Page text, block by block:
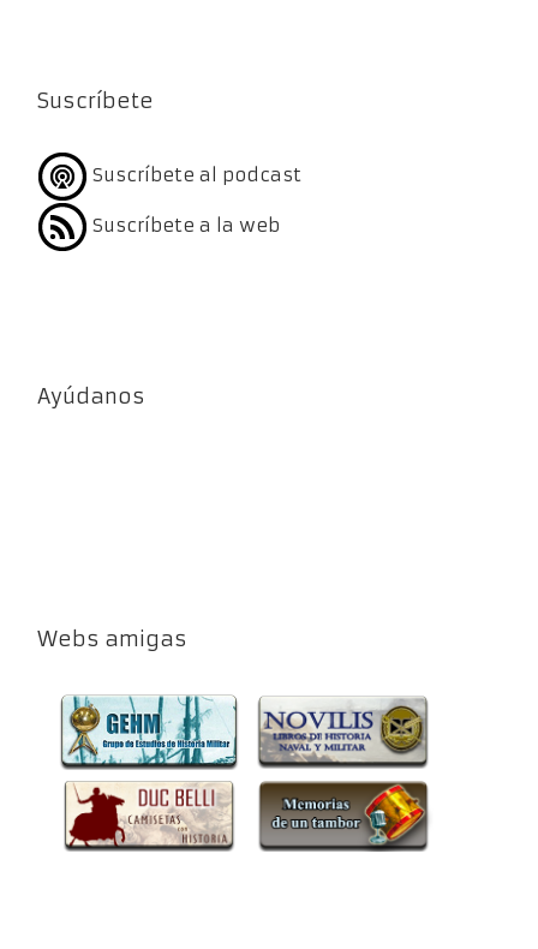
Suscríbete
Suscríbete al podcast
Suscríbete a la web
Ayúdanos
Webs amigas